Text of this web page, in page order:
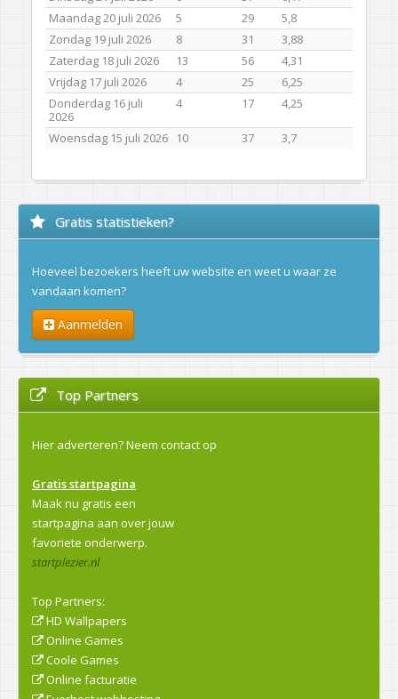
Maandag 20 juli 2026
5 29
5,8
Zondag 19 juli 2026
8 31
3,88
Zaterdag 18 juli 2026
13 56
4,31
Vrijdag 17 juli 2026
4 25
6,25
Donderdag 16 juli
2026
4 17 4,25
Woensdag 15 juli 2026 10 37 3,7
Gratis statistieken?
Hoeveel bezoekers heeft uw website en weet u waar ze
vandaan komen?
Aanmelden
Top Partners
Hier adverteren?Neem contact op
Gratis startpagina
Maak nu gratis een
startpagina aan over jouw
favoriete onderwerp.
startplezier.nl
Top Partners:
HD Wallpapers
Online Games
Coole Games
Online facturatie